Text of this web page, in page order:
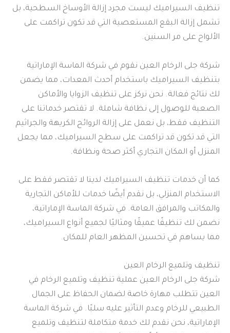
تنظيف السيراميك ليست مجرد إزالة الأوساخ السطحية، بل
تشمل إزالة البقع المستعصية التي قد تكون تراكمت على
الألواح على مر السنين.
شركة جلى الرخام العين نقوم في شركة الماسة الإماراتية
بتنظيف السيراميك باستخدام أحدث المعدات، مما يضمن
لك نتائج فعالة. نحن نركز على تنظيف الزوايا والأماكن
الصعبة للوصول إلى نظافة شاملة. لا تقتصر خدماتنا على
التنظيف فقط، بل نعمل على إزالة الروائح الكريهة والجراثيم
التي قد تكون قد تراكمت على سطح السيراميك، مما يجعل
المنزل أو المكان التجاري أكثر صحة ونظافة.
كما أن خدمات تنظيف السيراميك لدينا لا تقتصر فقط على
الاستخدام المنزلي، بل نقدم أيضًا خدمات للأماكن التجارية
والمكاتب والمرافق العامة. في شركة الماسة الإماراتية،
نضمن لك تنظيفًا عميقًا ومثاليًا لجميع أنواع السيراميك،
مما يساهم في تحسين المظهر العام للمكان.
تنظيف وتلميع الرخام العين
شركة جلى الرخام العين عملية تنظيف وتلميع الرخام في
العين تتطلب مهارة خاصة لضمان الحفاظ على الجمال
الطبيعي للرخام وعدم التأثير عليه سلبًا. في شركة الماسة
الإماراتية، نحن نقدم لك خدمة متكاملة لتنظيف وتلميع